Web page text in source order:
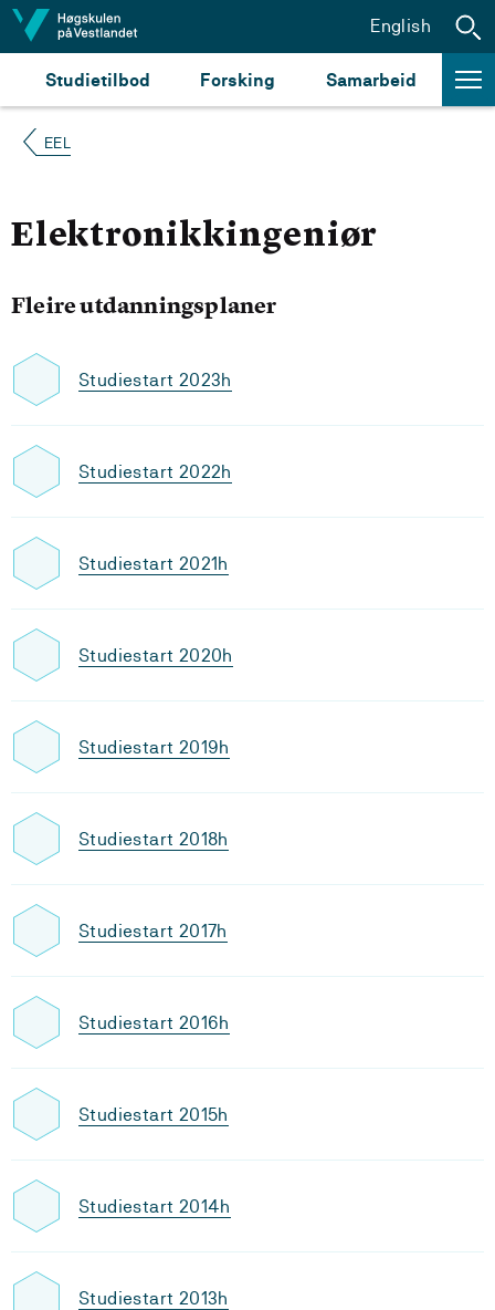
Hopp til innhald
Studietilbod Forsking Samarbeid
English
EEL
Elektronikkingeniør
Fleire utdanningsplaner
Studiestart 2023h
Studiestart 2022h
Studiestart 2021h
Studiestart 2020h
Studiestart 2019h
Studiestart 2018h
Studiestart 2017h
Studiestart 2016h
Studiestart 2015h
Studiestart 2014h
Studiestart 2013h